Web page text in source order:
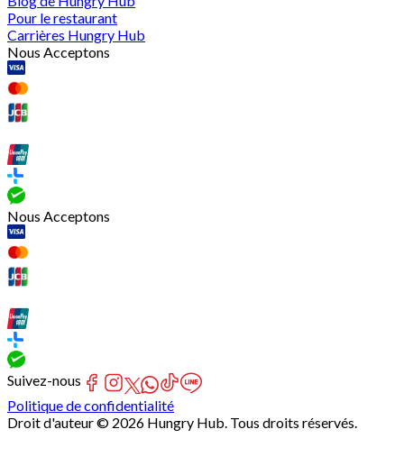
Pour le restaurant
Carrières Hungry Hub
Nous Acceptons
Nous Acceptons
Suivez-nous
Politique de confidentialité
Droit d'auteur © 2026 Hungry Hub. Tous droits réservés.